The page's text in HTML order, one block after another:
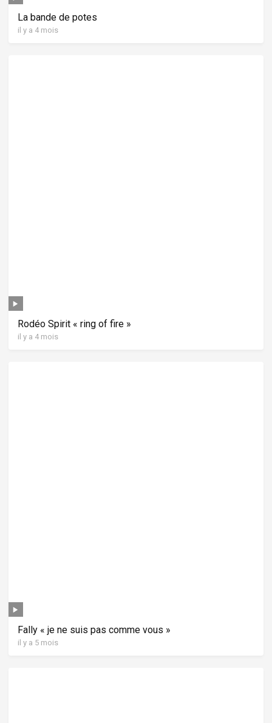
La bande de potes
il y a 4 mois
Rodéo Spirit « ring of fire »
il y a 4 mois
Fally « je ne suis pas comme vous »
il y a 5 mois